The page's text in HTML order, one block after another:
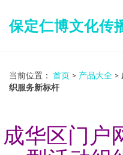
保定仁博文化传
当前位置： 首页 > 产品大全 >
织服务新标杆
成华区门户